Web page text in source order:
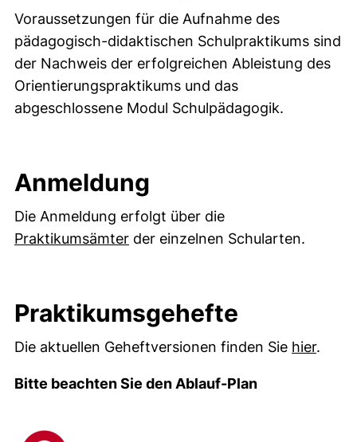
Voraussetzungen für die Aufnahme des
pädagogisch-didaktischen Schulpraktikums sind
der Nachweis der erfolgreichen Ableistung des
Orientierungspraktikums und das
abgeschlossene Modul Schulpädagogik.
Anmeldung
Die Anmeldung erfolgt über die
Praktikumsämter der einzelnen Schularten.
Praktikumsgehefte
Die aktuellen Geheftversionen finden Sie hier.
Bitte beachten Sie den Ablauf-Plan